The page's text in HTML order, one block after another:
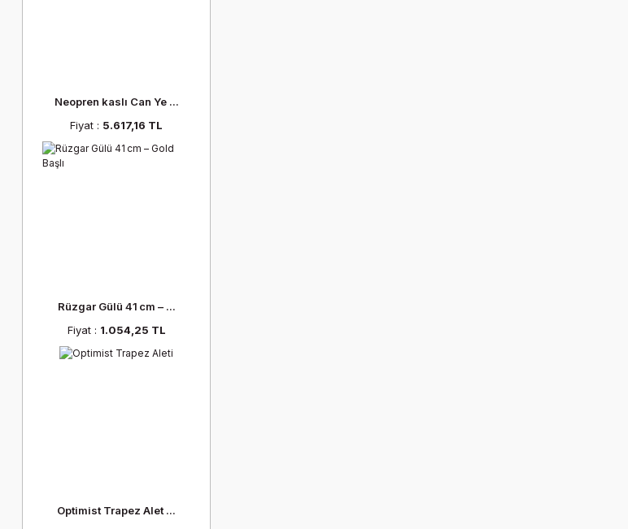
Neopren kaslı Can Ye ...
Fiyat : 5.617,16 TL
Rüzgar Gülü 41 cm – ...
Fiyat : 1.054,25 TL
Optimist Trapez Alet ...